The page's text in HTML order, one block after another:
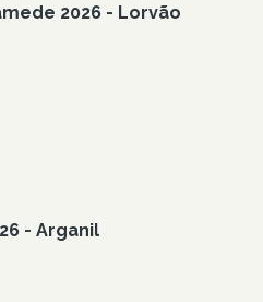
2026 - Lorvão
- Arganil